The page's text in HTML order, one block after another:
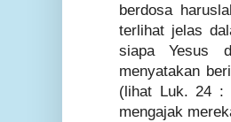
berdosa
terlihat jelas
siapa Yesus
menyatakan
(lihat Luk. 24 :
mengajak